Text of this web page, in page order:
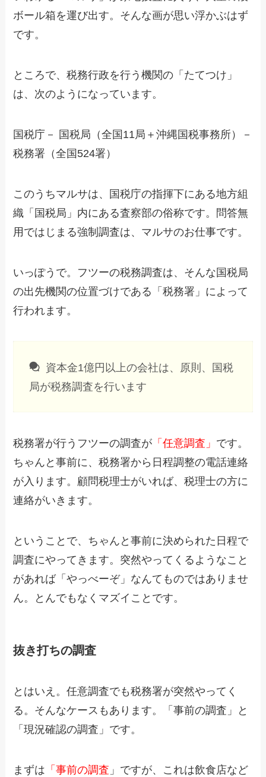
ボール箱を運び出す。そんな画が思い浮かぶはず
です。
ところで、税務行政を行う機関の「たてつけ」
は、次のようになっています。
国税庁－ 国税局（全国11局＋沖縄国税事務所）－
税務署（全国524署）
このうちマルサは、国税庁の指揮下にある地方組
織「国税局」内にある査察部の俗称です。問答無
用ではじまる強制調査は、マルサのお仕事です。
いっぽうで。フツーの税務調査は、そんな国税局
の出先機関の位置づけである「税務署」によって
行われます。
資本金1億円以上の会社は、原則、国税
局が税務調査を行います
税務署が行うフツーの調査が 「任意調査」 です。
ちゃんと事前に、税務署から日程調整の電話連絡
が入ります。顧問税理士がいれば、税理士の方に
連絡がいきます。
ということで、ちゃんと事前に決められた日程で
調査にやってきます。突然やってくるようなこと
があれば「やっべーぞ」なんてものではありませ
ん。とんでもなくマズイことです。
抜き打ちの調査
とはいえ。任意調査でも税務署が突然やってく
る。そんなケースもあります。「事前の調査」と
「現況確認の調査」です。
まずは 「事前の調査 」ですが、これは飲食店など